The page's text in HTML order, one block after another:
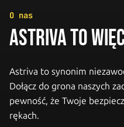
O nas
ASTRIVA TO
Astriva to synonim
Dołącz do grona naszych
pewność, że Twoje
rękach.